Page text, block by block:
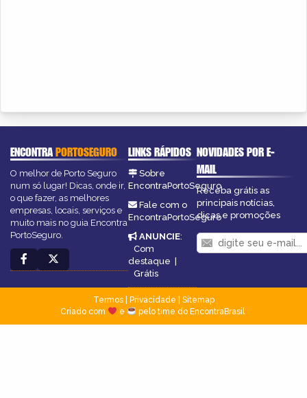
ENCONTRAPORTOSEGURO
O melhor de Porto Seguro
num só lugar! Dicas, onde ir,
o que fazer, as melhores
empresas, locais, serviços e
muito mais no guia Encontra
PortoSeguro.
LINKS RÁPIDOS
Sobre
EncontraPortoSeguro
Fale com o
EncontraPortoSeguro
ANUNCIE:
Com
destaque |
Grátis
NOVIDADES POR E-
MAIL
Receba grátis as
principais notícias,
dicas e promoções
Termos| Privacidade
Sitemap
Criado com
e pelo time do EncontraBrasil